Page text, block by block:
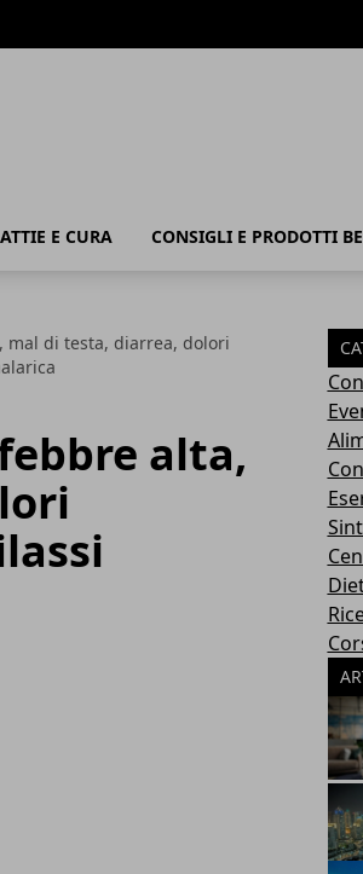
E CURA CONSIGLI E PRODOTTI
mal di testa, diarrea, dolori
alta,